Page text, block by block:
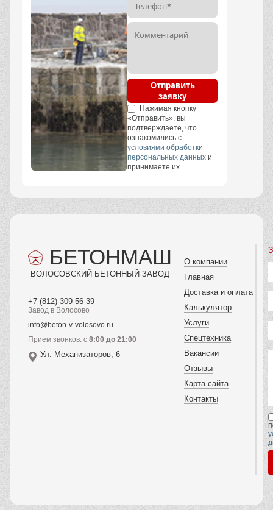
Отправить
заявку
Нажимая кнопку
«Отправить», вы
подтверждаете, что
ознакомились с
условиями обработки
персональных данных и
принимаете их.
БЕТОНМАШ
ВОЛОСОВСКИЙ БЕТОННЫЙ ЗАВОД
+7 (812) 309-56-39
Завод в Волосово
info@beton-v-volosovo.ru
Прием звонков: с 8:00 до 21:00
Ул. Механизаторов, 6
О компании
Главная
Доставка и оплата
Калькулятор
Услуги
Спецтехника
Вакансии
Отзывы
Карта сайта
Контакты